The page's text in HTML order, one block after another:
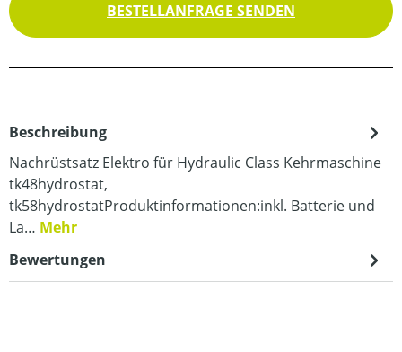
BESTELLANFRAGE SENDEN
Beschreibung
Nachrüstsatz Elektro für Hydraulic Class Kehrmaschine
tk48hydrostat,
tk58hydrostatProduktinformationen:inkl. Batterie und
La… Mehr
Bewertungen